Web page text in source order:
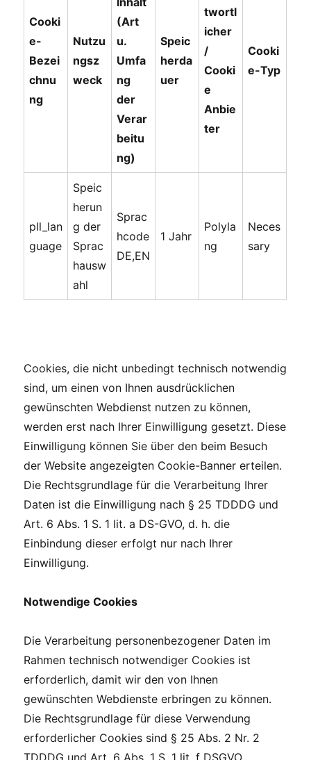
Cooki
e-
Bezei
chnu
ng
Nutzu
ngsz
weck
(Art
u.
Umfa
ng
der
Verar
beitu
ng)
Speic
herda
uer
twortl
icher
/
Cooki
e
Anbie
ter
Cooki
e-Typ
pll_lan
guage
Speic
herun
g der
Sprac
hausw
ahl
Sprac
hcode
DE,EN
1 Jahr
Polyla
ng
Neces
sary
Cookies, die nicht unbedingt technisch notwendig
sind, um einen von Ihnen ausdrücklichen
gewünschten Webdienst nutzen zu können,
werden erst nach Ihrer Einwilligung gesetzt. Diese
Einwilligung können Sie über den beim Besuch
der Website angezeigten Cookie-Banner erteilen.
Die Rechtsgrundlage für die Verarbeitung Ihrer
Daten ist die Einwilligung nach § 25 TDDDG und
Art. 6 Abs. 1 S. 1 lit. a DS-GVO, d. h. die
Einbindung dieser erfolgt nur nach Ihrer
Einwilligung.
Notwendige Cookies
Die Verarbeitung personenbezogener Daten im
Rahmen technisch notwendiger Cookies ist
erforderlich, damit wir den von Ihnen
gewünschten Webdienste erbringen zu können.
Die Rechtsgrundlage für diese Verwendung
erforderlicher Cookies sind § 25 Abs. 2 Nr. 2
TDDDG und Art. 6 Abs. 1 S. 1 lit. f DSGVO.